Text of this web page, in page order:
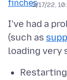
3/17/22,
I've had a
(such as